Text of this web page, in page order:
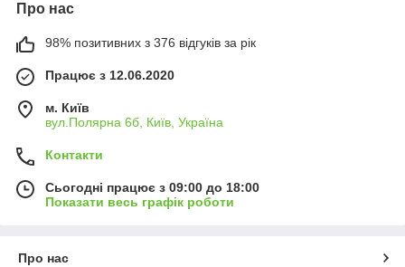
Про нас
98% позитивних з 376 відгуків за рік
Працює з 12.06.2020
м. Київ
вул.Полярна 6б, Київ, Україна
Контакти
Сьогодні працює з 09:00 до 18:00
Показати весь графік роботи
Про нас